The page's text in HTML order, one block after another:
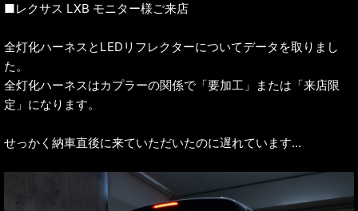
■レクサス LXB モニター様ご来店
全灯化ハーネスとLEDリフレクターについてデータを取りまし
た。
全灯化ハーネスはカプラーの関係で「要加工」または「来店限
定」になります。
せっかく納車直後に来ていただいたのに遅れています...